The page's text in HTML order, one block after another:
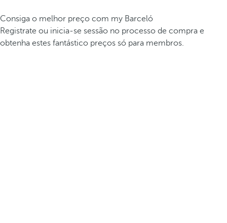
Consiga o melhor preço com my Barceló
Registrate ou inicia-se sessão no processo de compra e
obtenha estes fantástico preços só para membros.